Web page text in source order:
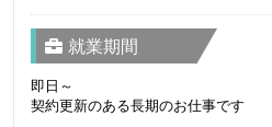
就業期間
即日～
契約更新のある長期のお仕事です